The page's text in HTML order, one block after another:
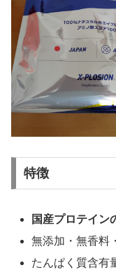
特徴
国産プロテイン
無添加・無香料
たんぱく質含有